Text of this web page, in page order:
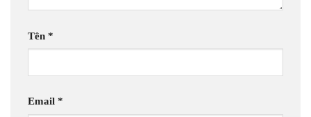
Tên *
Email *